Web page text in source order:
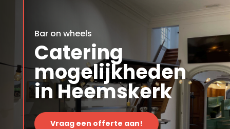
Bar on wheels
Catering
mogelijkheden
in Heemskerk
Vraag een offerte aan!